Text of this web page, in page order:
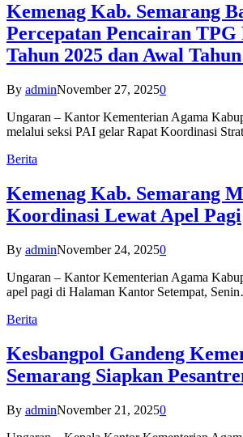
Kemenag Kab. Semarang
Percepatan Pencairan
Tahun 2025 dan Awal
By adminNovember 27, 20250
Ungaran – Kantor Kementerian Agama
melalui seksi PAI gelar Rapat Koordinasi
Berita
Kemenag Kab. Semarang
Koordinasi Lewat Apel Pagi
By adminNovember 24, 20250
Ungaran – Kantor Kementerian Agama
apel pagi di Halaman Kantor Setempat,
Berita
Kesbangpol Gandeng
Semarang Siapkan
By adminNovember 21, 20250